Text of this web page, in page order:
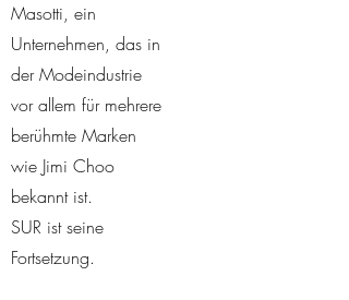
Masotti, ein
Unternehmen, das in
der Modeindustrie
vor allem für mehrere
berühmte Marken
wie Jimi Choo
bekannt ist.
SUR ist seine
Fortsetzung.